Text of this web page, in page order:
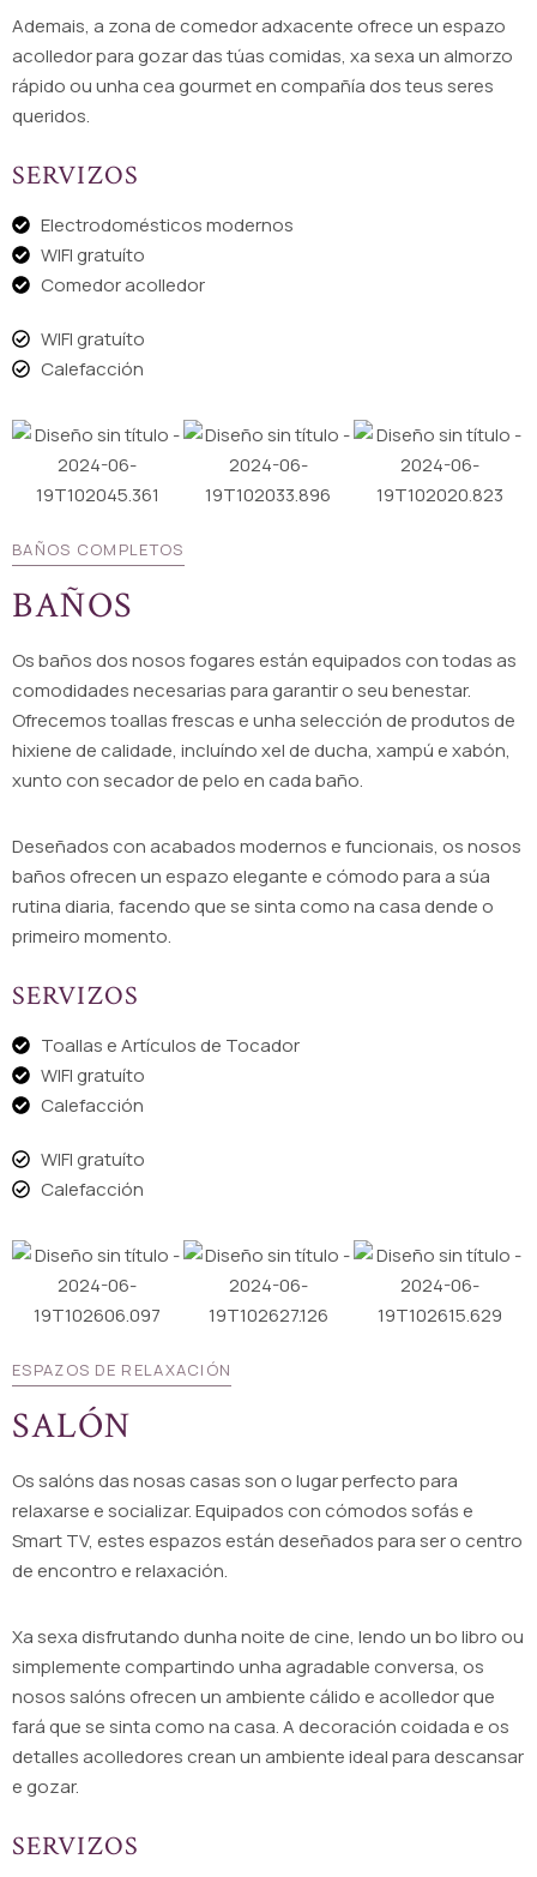
Ademais, a zona de comedor adxacente ofrece un espazo
acolledor para gozar das túas comidas, xa sexa un almorzo
rápido ou unha cea gourmet en compañía dos teus seres
queridos.
SERVIZOS
Electrodomésticos modernos
WIFI gratuíto
Comedor acolledor
WIFI gratuíto
Calefacción
BAÑOS COMPLETOS
BAÑOS
Os baños dos nosos fogares están equipados con todas as
comodidades necesarias para garantir o seu benestar.
Ofrecemos toallas frescas e unha selección de produtos de
hixiene de calidade, incluíndo xel de ducha, xampú e xabón,
xunto con secador de pelo en cada baño.
Deseñados con acabados modernos e funcionais, os nosos
baños ofrecen un espazo elegante e cómodo para a súa
rutina diaria, facendo que se sinta como na casa dende o
primeiro momento.
SERVIZOS
Toallas e Artículos de Tocador
WIFI gratuíto
Calefacción
WIFI gratuíto
Calefacción
ESPAZOS DE RELAXACIÓN
SALÓN
Os salóns das nosas casas son o lugar perfecto para
relaxarse ​​e socializar. Equipados con cómodos sofás e
Smart TV, estes espazos están deseñados para ser o centro
de encontro e relaxación.
Xa sexa disfrutando dunha noite de cine, lendo un bo libro ou
simplemente compartindo unha agradable conversa, os
nosos salóns ofrecen un ambiente cálido e acolledor que
fará que se sinta como na casa. A decoración coidada e os
detalles acolledores crean un ambiente ideal para descansar
e gozar.
SERVIZOS